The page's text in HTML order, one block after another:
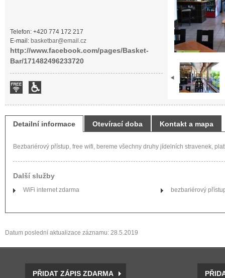
Telefon: +420 774 172 217
E-mail: basketbar@email.cz
http://www.facebook.com/pages/Basket-
Bar/171482496233720
Detailní informace Otevírací doba Kontakt a mapa
Bezbariérový přístup, free wifi, bereme všechny druhy jídelních stravenek,
Další služby
WiFi internet zdarma bezbariérový
Datum poslední aktualizace záznamu: 28.5.2019
PŘIDAT ZÁPIS ZDARMA